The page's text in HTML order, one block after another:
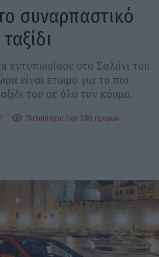
συναρπαστικό
ταξίδι
εντυπωσίασε στο Σαλόνι του
είναι έτοιμο για το πιο
του σε όλο τον κόσμο.
Παλαιότερο των 360 ημερών